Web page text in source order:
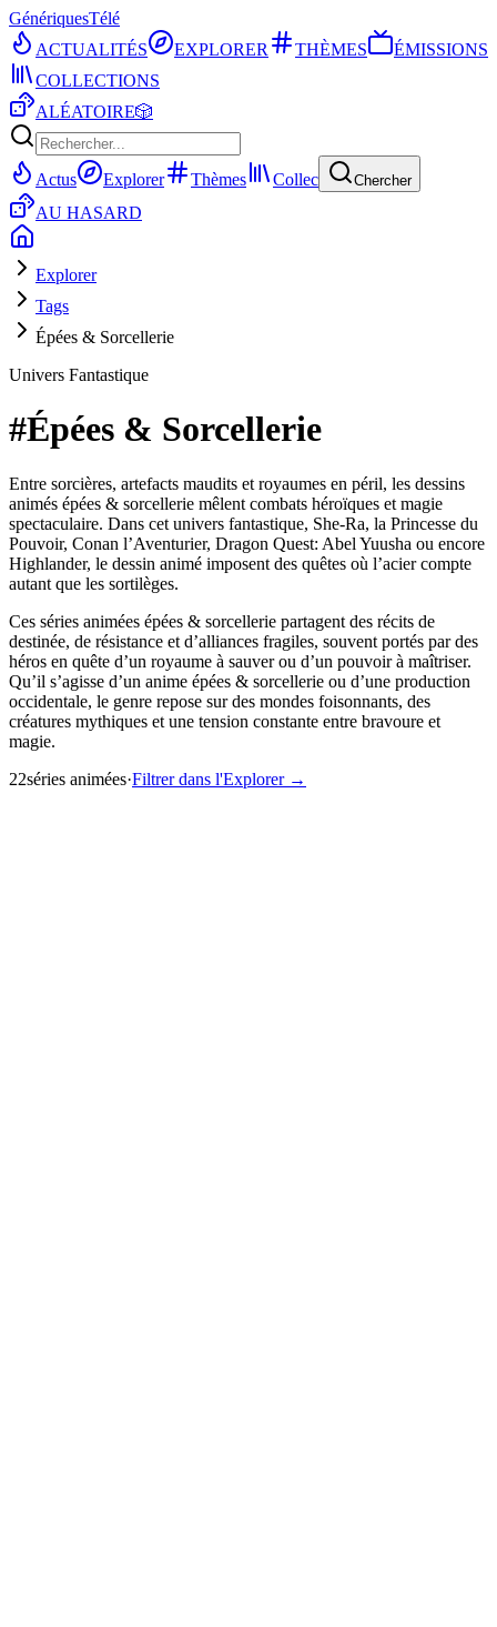
GénériquesTélé
ACTUALITÉS
EXPLORER THÈMES
ÉMISSIONS
COLLECTIONS
ALÉATOIRE🎲
Actus Explorer Thèmes Collec Chercher
AU HASARD
Explorer
Tags
Épées & Sorcellerie
Univers Fantastique
#Épées & Sorcellerie
Entre sorcières, artefacts maudits et royaumes en péril, les dessins
animés épées & sorcellerie mêlent combats héroïques et magie
spectaculaire. Dans cet univers fantastique, She-Ra, la Princesse du
Pouvoir, Conan l’Aventurier, Dragon Quest: Abel Yuusha ou encore
Highlander, le dessin animé imposent des quêtes où l’acier compte
autant que les sortilèges.
Ces séries animées épées & sorcellerie partagent des récits de
destinée, de résistance et d’alliances fragiles, souvent portés par des
héros en quête d’un royaume à sauver ou d’un pouvoir à maîtriser.
Qu’il s’agisse d’un anime épées & sorcellerie ou d’une production
occidentale, le genre repose sur des mondes foisonnants, des
créatures mythiques et une tension constante entre bravoure et
magie.
22séries animées·Filtrer dans l'Explorer →